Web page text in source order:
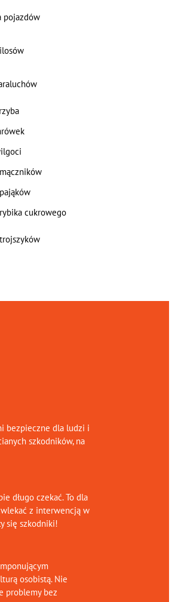
pojazdów
cukrowego
bezpieczne dla ludzi i
szkodników, na
długo czekać. To dla
z interwencją w
się szkodniki!
osobistą. Nie
problemy bez